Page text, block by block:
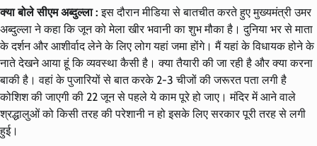
क्या बोले सीएम अब्दुल्ला :इस दौरान मीडिया से बातचीत करते हुए मुख्यमंत्री उमर
अब्दुल्ला ने कहा कि जून को मेला खीर भवानी का शुभ मौका है। दुनिया भर से माता
के दर्शन और आशीर्वाद लेने के लिए लोग यहां जमा होंगे। मैं यहां के विधायक होने के
नाते देखने आया हूं कि व्यवस्था कैसी है। क्या तैयारी की जा रही है और क्या करना
बाकी है। वहां के पुजारियों से बात करके 2-3 चीजों की जरूरत पता लगी है
कोशिश की जाएगी की 22 जून से पहले ये काम पूरे हो जाए। मंदिर में आने वाले
श्रद्धालुओं को किसी तरह की परेशानी न हो इसके लिए सरकार पूरी तरह से लगी
हुई।